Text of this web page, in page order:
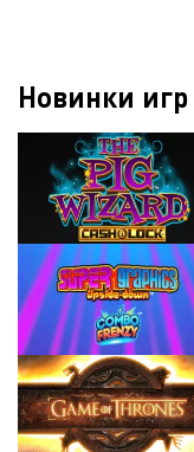
Новинки игр